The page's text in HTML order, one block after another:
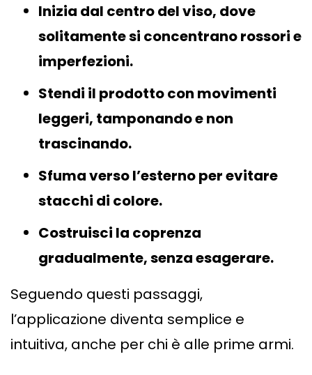
Inizia dal centro del viso, dove
solitamente si concentrano rossori e
imperfezioni.
Stendi il prodotto con movimenti
leggeri, tamponando e non
trascinando.
Sfuma verso l’esterno per evitare
stacchi di colore.
Costruisci la coprenza
gradualmente, senza esagerare.
Seguendo questi passaggi,
l’applicazione diventa semplice e
intuitiva, anche per chi è alle prime armi.